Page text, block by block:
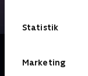
Statistik
Marketing
Se alle